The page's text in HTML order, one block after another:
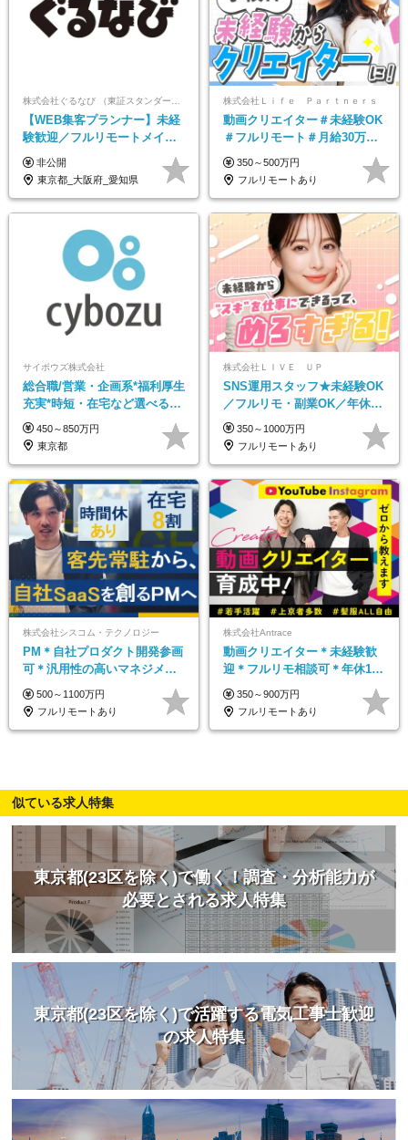
株式会社ぐるなび （東証スタンダード上場）
【WEB集客プランナー】未経
験歓迎／フルリモートメイン
／プライム上場／土日祝休み
／東京・大阪・名古屋
非公開
東京都_大阪府_愛知県
株式会社Ｌｉｆｅ Ｐａｒｔｎｅｒｓ
動画クリエイター＃未経験OK
＃フルリモート＃月給30万～#
髪色・ネイル・服装自由#残業
少なめ#土日祝休み
350～500万円
フルリモートあり
サイボウズ株式会社
総合職/営業・企画系*福利厚生
充実*時短・在宅など選べる働
き方*賞与年2回
450～850万円
東京都
株式会社ＬＩＶＥ ＵＰ
SNS運用スタッフ★未経験OK
／フルリモ・副業OK／年休
125日／残業なし／髪・服・ネ
イル・ピアス自由
350～1000万円
フルリモートあり
株式会社シスコム・テクノロジー
PM＊自社プロダクト開発参画
可＊汎用性の高いマネジメン
トスキル＊年収1000万以上可
500～1100万円
フルリモートあり
株式会社Antrace
動画クリエイター＊未経験歓
迎＊フルリモ相談可＊年休127
日＊おしゃれ自由＊寮完備＊
年数回海外研修＊イベント多
数
350～900万円
フルリモートあり
似ている求人特集
東京都(23区を除く)で働く！調査・分析能力が
必要とされる求人特集
東京都(23区を除く)で活躍する電気工事士歓迎
の求人特集